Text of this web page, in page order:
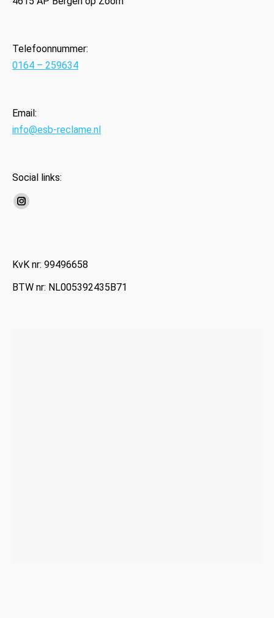
Telefoonnummer:
0164 – 259634
Email:
info@esb-reclame.nl
Social links:
Instagram
new
window
KvK nr: 99496658
BTW nr: NL005392435B71